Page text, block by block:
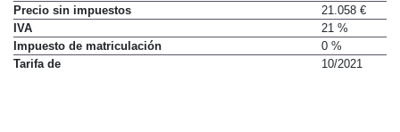
Precio sin impuestos
21.058 €
IVA
21 %
Impuesto de matriculación
0 %
Tarifa de
10/2021